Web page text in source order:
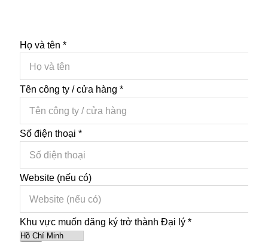
Họ và tên *
Tên công ty / cửa hàng *
Số điện thoại *
Website (nếu có)
Khu vực muốn đăng ký trở thành Đại lý *